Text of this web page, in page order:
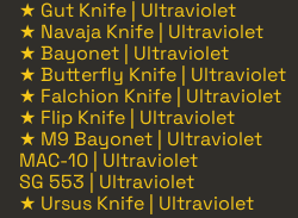
★ Gut Knife | Ultraviolet
★ Navaja Knife | Ultraviolet
★ Bayonet | Ultraviolet
★ Butterfly Knife | Ultraviolet
★ Falchion Knife | Ultraviolet
★ Flip Knife | Ultraviolet
★ M9 Bayonet | Ultraviolet
MAC-10 | Ultraviolet
SG 553 | Ultraviolet
★ Ursus Knife | Ultraviolet